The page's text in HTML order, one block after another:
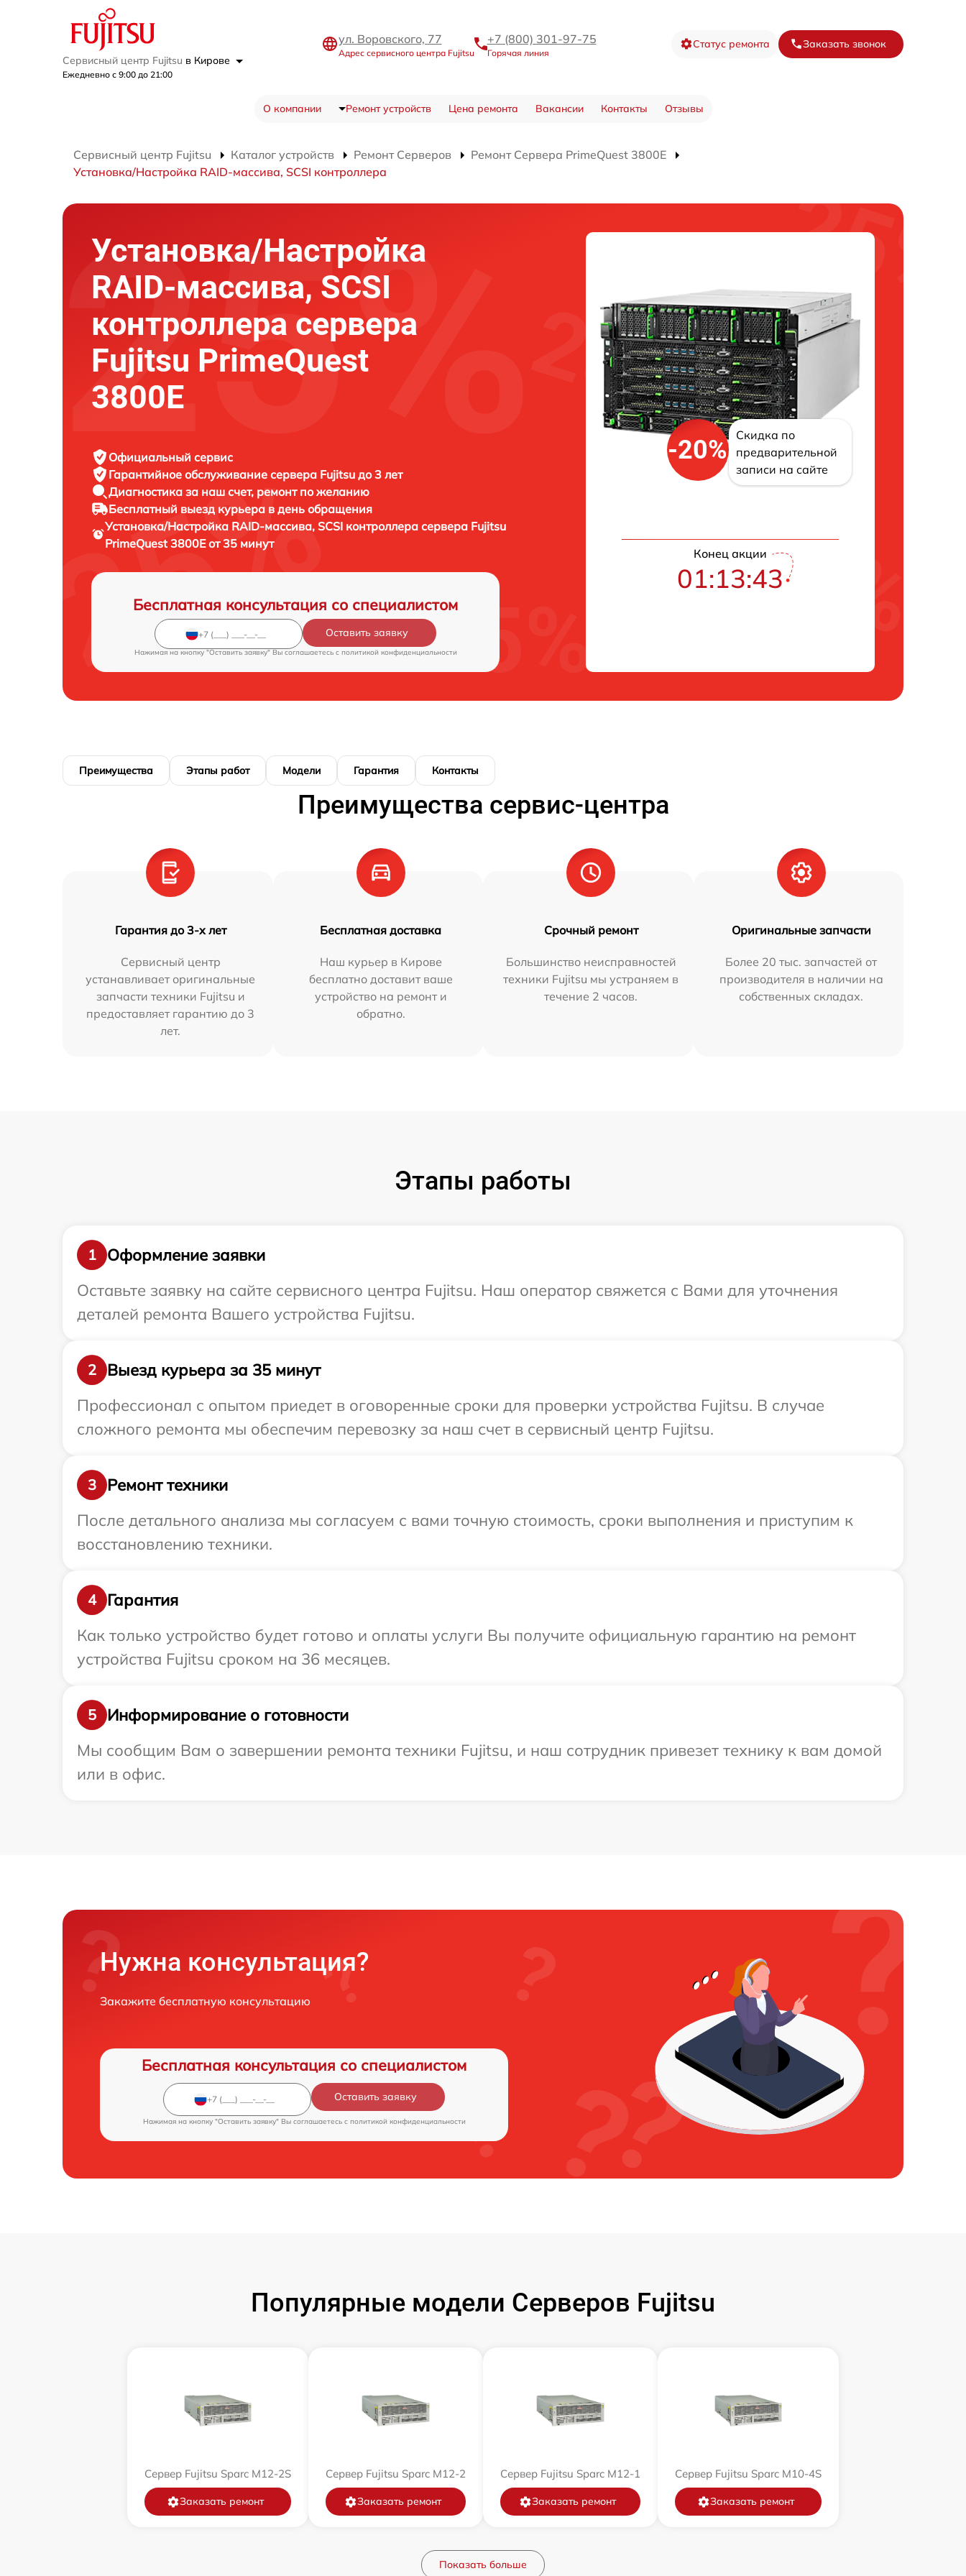
Сервисный центр Fujitsu в Кирове
Ежедневно с 9:00 до 21:00
ул. Воровского, 77
Адрес сервисного центра Fujitsu
+7 (800) 301-97-75
Горячая линия
Статус ремонта Заказать звонок
О компании Ремонт устройств Цена ремонта Вакансии Контакты Отзывы
Сервисный центр Fujitsu Каталог устройств Ремонт Серверов
Ремонт Сервера PrimeQuest 3800E
Установка/Настройка RAID-массива, SCSI контроллера
Установка/Настройка
RAID-массива, SCSI
контроллера сервера
Fujitsu PrimeQuest
3800E
Официальный сервис
Гарантийное обслуживание сервера Fujitsu до 3 лет
Диагностика за наш счет, ремонт по желанию
Бесплатный выезд курьера в день обращения
Установка/Настройка RAID-массива, SCSI контроллера сервера Fujitsu
PrimeQuest 3800E от 35 минут
Бесплатная консультация со специалистом
Оставить заявку
Нажимая на кнопку "Оставить заявку" Вы соглашаетесь c политикой конфиденциальности
-20%
Скидка по
предварительной
записи на сайте
Конец акции
01:13:42
Преимущества Этапы работ Модели Гарантия Контакты
Преимущества сервис-центра
Гарантия до 3-х лет
Сервисный центр
устанавливает оригинальные
запчасти техники Fujitsu и
предоставляет гарантию до 3
лет.
Бесплатная доставка
Наш курьер в Кирове
бесплатно доставит ваше
устройство на ремонт и
обратно.
Срочный ремонт
Большинство неисправностей
техники Fujitsu мы устраняем в
течение 2 часов.
Оригинальные запчасти
Более 20 тыс. запчастей от
производителя в наличии на
собственных складах.
Этапы работы
1
Оформление заявки
Оставьте заявку на сайте сервисного центра Fujitsu. Наш оператор свяжется с Вами для уточнения
деталей ремонта Вашего устройства Fujitsu.
2
Выезд курьера за 35 минут
Профессионал с опытом приедет в оговоренные сроки для проверки устройства Fujitsu. В случае
сложного ремонта мы обеспечим перевозку за наш счет в сервисный центр Fujitsu.
3
Ремонт техники
После детального анализа мы согласуем с вами точную стоимость, сроки выполнения и приступим к
восстановлению техники.
4
Гарантия
Как только устройство будет готово и оплаты услуги Вы получите официальную гарантию на ремонт
устройства Fujitsu сроком на 36 месяцев.
5
Информирование о готовности
Мы сообщим Вам о завершении ремонта техники Fujitsu, и наш сотрудник привезет технику к вам домой
или в офис.
Нужна консультация?
Закажите бесплатную консультацию
Бесплатная консультация со специалистом
Оставить заявку
Нажимая на кнопку "Оставить заявку" Вы соглашаетесь c политикой конфиденциальности
Популярные модели Серверов Fujitsu
Сервер Fujitsu Sparc M12-2S
Заказать ремонт
Сервер Fujitsu Sparc M12-2
Заказать ремонт
Сервер Fujitsu Sparc M12-1
Заказать ремонт
Сервер Fujitsu Sparc M10-4S
Заказать ремонт
Показать больше